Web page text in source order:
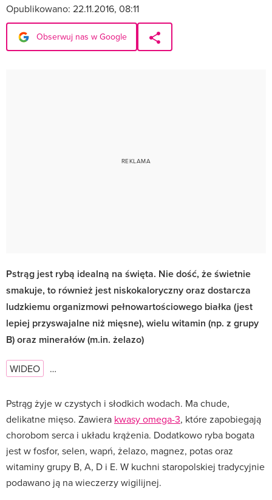
Opublikowano: 22.11.2016, 08:11
Obserwuj nas w Google
Pstrąg jest rybą idealną na święta. Nie dość, że świetnie
smakuje, to również jest niskokaloryczny oraz dostarcza
ludzkiemu organizmowi pełnowartościowego białka (jest
lepiej przyswajalne niż mięsne), wielu witamin (np. z grupy
B) oraz minerałów (m.in. żelazo)
WIDEO …
Pstrąg żyje w czystych i słodkich wodach. Ma chude,
delikatne mięso. Zawiera kwasy omega-3, które zapobiegają
chorobom serca i układu krążenia. Dodatkowo ryba bogata
jest w fosfor, selen, wapń, żelazo, magnez, potas oraz
witaminy grupy B, A, D i E. W kuchni staropolskiej tradycyjnie
podawano ją na wieczerzy wigilijnej.